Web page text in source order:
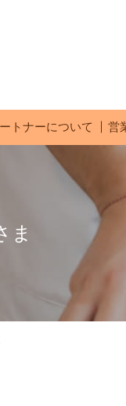
トナーについて 営
ま